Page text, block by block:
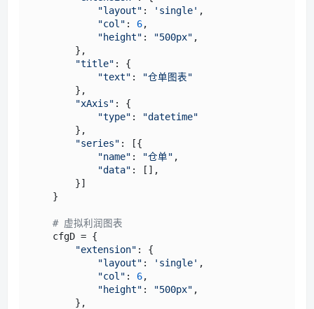
"layout" : 'single' ,
"col" : 6,
"height" : "500px" ,
        },
"title" : {
"text" :
"仓单图表"
        },
"xAxis" : {
"type" :
"datetime"
        },
"series" : [{
"name" : "仓单" ,
"data" : [],
        }]
    }
# 虚拟利润图表
    cfgD = {
"extension" : {
"layout" : 'single' ,
"col" : 6,
"height" : "500px" ,
        },